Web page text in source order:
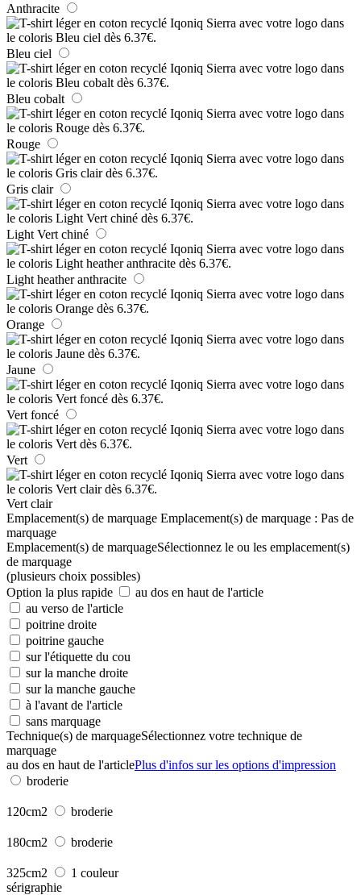
Anthracite
Bleu ciel
Bleu cobalt
Rouge
Gris clair
Light Vert chiné
Light heather anthracite
Orange
Jaune
Vert foncé
Vert
Vert clair
Emplacement(s) de marquage Emplacement(s) de marquage : Pas de
marquage
Emplacement(s) de marquageSélectionnez le ou les emplacement(s)
de marquage
(plusieurs choix possibles)
Option la plus rapide
au dos en haut de l'article
au verso de l'article
poitrine droite
poitrine gauche
sur l'étiquette du cou
sur la manche droite
sur la manche gauche
à l'avant de l'article
sans marquage
Technique(s) de marquageSélectionnez votre technique de
marquage
au dos en haut de l'articlePlus d'infos sur les options d'impression
broderie
120cm2 broderie
180cm2 broderie
325cm2
1 couleur
sérigraphie